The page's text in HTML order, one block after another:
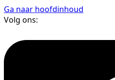
Ga naar hoofdinhoud
Volg ons: